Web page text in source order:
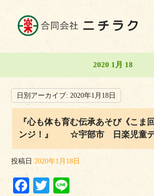
2020 1月 18
日別アーカイブ:2020年1月18日
『心も体も育む伝承あそび《こま
ンジ！』 ☆宇部市 日楽児童デ
投稿日 2020年1月18日
Facebook
Twitter